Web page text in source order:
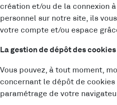
création et/ou de la connexion
personnel sur notre site, ils
votre compte et/ou espace
La gestion de dépôt des cookies
Vous pouvez, à tout moment,
concernant le dépôt de
paramétrage de votre